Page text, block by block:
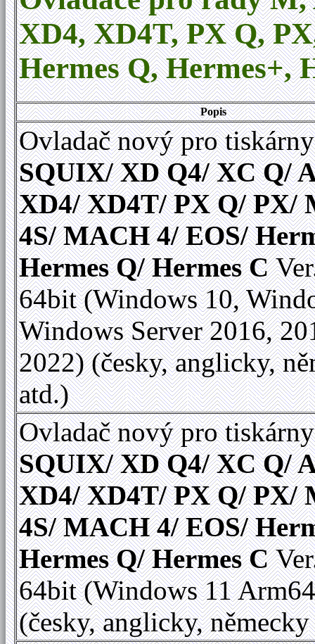
XD4, XD4T, PX Q,
Hermes Q,Hermes+,
Popis
Ovladač nový pro
SQUIX/ XD Q4/ XC Q/
XD4/ XD4T/ PX Q/ PX/
4S/ MACH 4/ EOS/
Hermes Q/ Hermes C
64bit (Windows 10,
Windows Server 2016,
2022) (česky, anglicky,
atd.)
Ovladač nový pro
SQUIX/ XD Q4/ XC Q/
XD4/ XD4T/ PX Q/ PX/
4S/ MACH 4/ EOS/
Hermes Q/ Hermes C
64bit (Windows 11
(česky, anglicky,